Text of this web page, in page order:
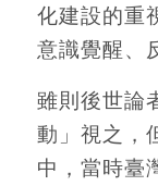
化建設的重
意識覺醒、
雖則後世論
動」視之，
中，當時臺